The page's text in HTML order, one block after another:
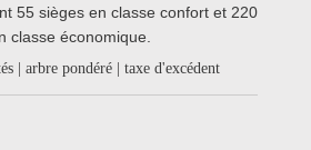
55 sièges en classe confort et 220
classe économique.
| arbre pondéré | taxe d'excédent